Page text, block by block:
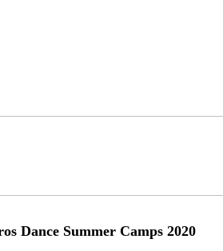
Dance Summer Camps 2020